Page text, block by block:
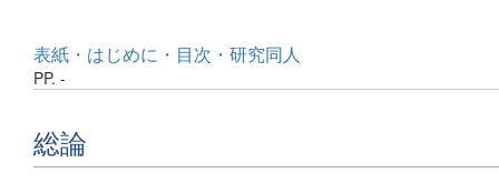
表紙・はじめに・目次・研究同人
PP. -
総論